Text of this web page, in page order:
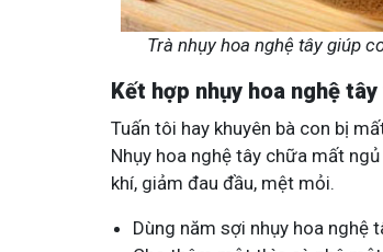
Trà nhụy hoa nghệ tây giúp
Kết hợp nhụy hoa nghệ
Tuấn tôi hay khuyên bà con bị
Nhụy hoa nghệ tây chữa mất
khí, giảm đau đầu, mệt mỏi.
Dùng năm sợi nhụy hoa